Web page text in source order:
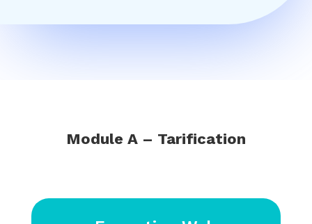
Module A – Tarification